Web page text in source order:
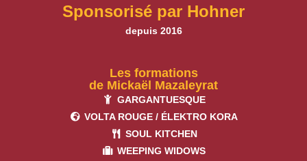
Sponsorisé par Hohner
depuis 2016
Les formations
de Mickaël Mazaleyrat
GARGANTUESQUE
VOLTA ROUGE / ÉLEKTRO KORA
SOUL KITCHEN
WEEPING WIDOWS